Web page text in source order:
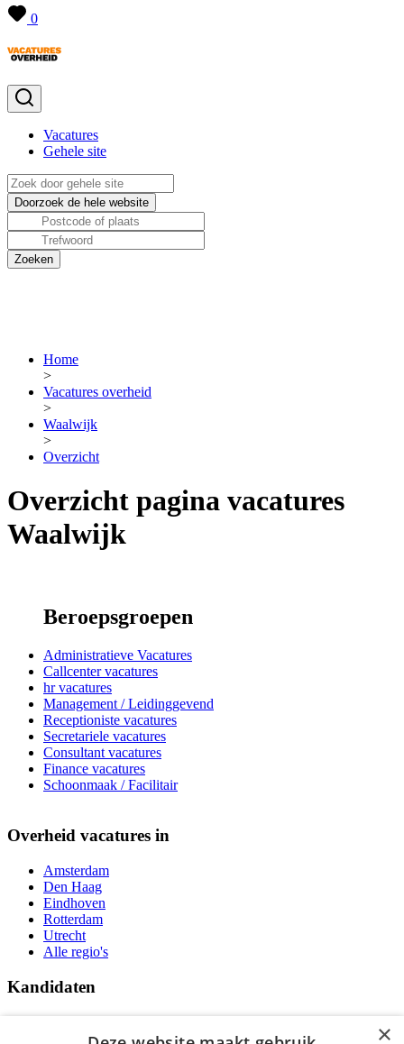
0
Vacatures
Gehele site
Home
>
Vacatures overheid
>
Waalwijk
>
Overzicht
Overzicht pagina vacatures
Waalwijk
Beroepsgroepen
Administratieve Vacatures
Callcenter vacatures
hr vacatures
Management / Leidinggevend
Receptioniste vacatures
Secretariele vacatures
Consultant vacatures
Finance vacatures
Schoonmaak / Facilitair
Overheid vacatures in
Amsterdam
Den Haag
Eindhoven
Rotterdam
Utrecht
Alle regio's
Kandidaten
Vacatures
×